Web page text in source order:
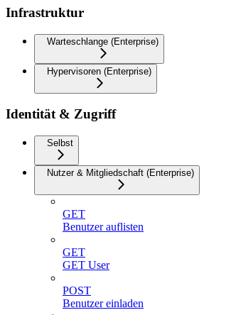
Infrastruktur
Warteschlange (Enterprise)
Hypervisoren (Enterprise)
Identität & Zugriff
Selbst
Nutzer & Mitgliedschaft (Enterprise)
GET
Benutzer auflisten
GET
GET User
POST
Benutzer einladen